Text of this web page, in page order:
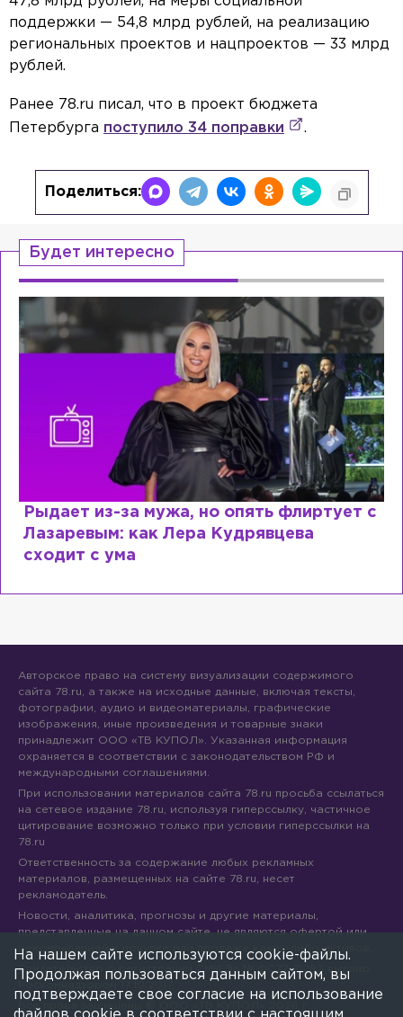
поддержки — 54,8 млрд рублей, на реализацию
региональных проектов и нацпроектов — 33 млрд
рублей.
Ранее 78.ru писал, что в проект бюджета
Петербурга поступило 34 поправки .
Поделиться:
Будет интересно
Рыдает из-за мужа, но опять флиртует с
Лазаревым: как Лера Кудрявцева
сходит с ума
Авторское право на систему визуализации содержимого
сайта 78.ru, а также на исходные данные, включая тексты,
фотографии, аудио и видеоматериалы, графические
изображения, иные произведения и товарные знаки
принадлежит ООО «ТВ КУПОЛ». Указанная информация
охраняется в соответствии с законодательством РФ и
международными соглашениями.
При использовании материалов сайта 78.ru просьба ссылаться
на сетевое издание 78.ru, используя гиперссылку, частичное
цитирование возможно только при условии гиперссылки на
78.ru
Ответственность за содержание любых рекламных
материалов, размещенных на сайте 78.ru, несет
рекламодатель.
Новости, аналитика, прогнозы и другие материалы,
представленные на данном сайте, не являются офертой или
рекомендацией к покупке или продаже каких-либо активов.
Свидетельство о регистрации СМИ Эл № ФС77-71293 выдано
Все права защищены © ООО «ТВ КУПОЛ»
На нашем сайте используются cookie-файлы.
Продолжая пользоваться данным сайтом, вы
подтверждаете свое согласие на использование